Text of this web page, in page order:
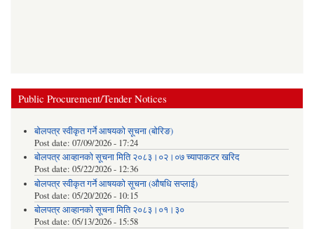
Public Procurement/Tender Notices
बोलपत्र स्वीकृत गर्ने आषयको सूचना (बोरिङ)
Post date: 07/09/2026 - 17:24
बोलपत्र आव्हानको सूचना मिति २०८३।०२।०७ च्यापाकटर खरिद
Post date: 05/22/2026 - 12:36
बोलपत्र स्वीकृत गर्ने आषयको सूचना (औषधि सप्लाई)
Post date: 05/20/2026 - 10:15
बोलपत्र आव्हानको सूचना मिति २०८३।०१।३०
Post date: 05/13/2026 - 15:58